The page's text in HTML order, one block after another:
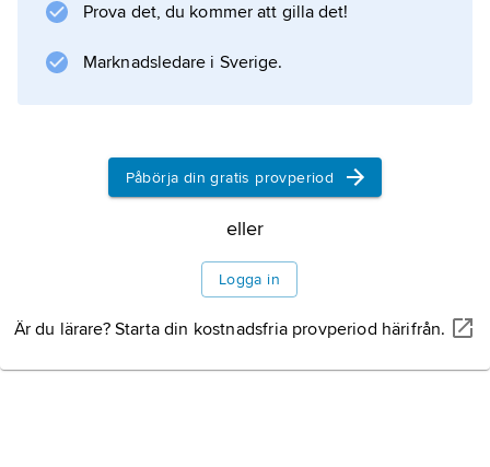
Prova det, du kommer att gilla det!
Marknadsledare i Sverige.
Påbörja din gratis provperiod
eller
Logga in
Är du lärare? Starta din kostnadsfria provperiod härifrån.